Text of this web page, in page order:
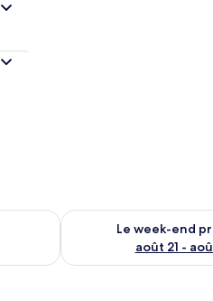
week-end août 14 - août 16
Le week-end
août 21 -
Vérifier la disponibilité